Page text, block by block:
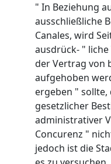
" In Beziehung
ausschließliche
Canales, wird
ausdrück- "
der Vertrag von
aufgehoben
ergeben " sollte,
gesetzlicher
administrativer
Concurenz "
jedoch ist die